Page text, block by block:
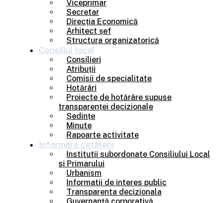
Viceprimar
Secretar
Direcția Economică
Arhitect șef
Structura organizatorică
Consiliul local
Consilieri
Atribuții
Comisii de specialitate
Hotărâri
Proiecte de hotărâre supuse
transparenței decizionale
Ședințe
Minute
Rapoarte activitate
Informare cetățeni
Institutii subordonate Consiliului Local
si Primarului
Urbanism
Informatii de interes public
Transparenta decizionala